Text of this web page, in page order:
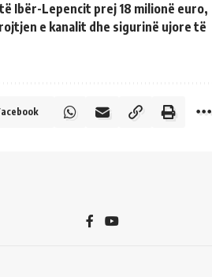
Ibër-Lepencit prej 18 milionë euro,
e kanalit dhe sigurinë ujore të